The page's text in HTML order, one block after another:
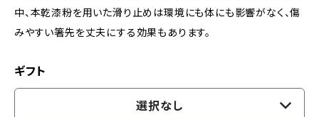
中、本乾漆粉を用いた滑り止めは環境にも体にも影響がなく、傷
みやすい箸先を丈夫にする効果もあります。
ギフト
選択なし